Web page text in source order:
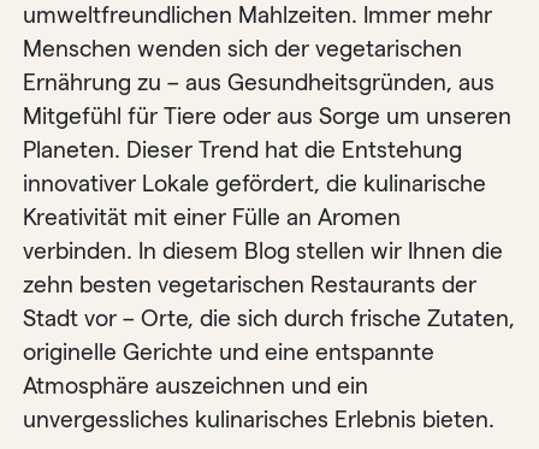
umweltfreundlichen Mahlzeiten. Immer mehr
Menschen wenden sich der vegetarischen
Ernährung zu – aus Gesundheitsgründen, aus
Mitgefühl für Tiere oder aus Sorge um unseren
Planeten. Dieser Trend hat die Entstehung
innovativer Lokale gefördert, die kulinarische
Kreativität mit einer Fülle an Aromen
verbinden. In diesem Blog stellen wir Ihnen die
zehn besten vegetarischen Restaurants der
Stadt vor – Orte, die sich durch frische Zutaten,
originelle Gerichte und eine entspannte
Atmosphäre auszeichnen und ein
unvergessliches kulinarisches Erlebnis bieten.